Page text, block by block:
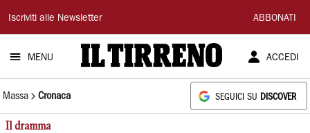
Il
Tirreno
Iscriviti alle Newsletter ABBONATI
MENU ACCEDI
Massa Cronaca SEGUICI SU DISCOVER
Il dramma